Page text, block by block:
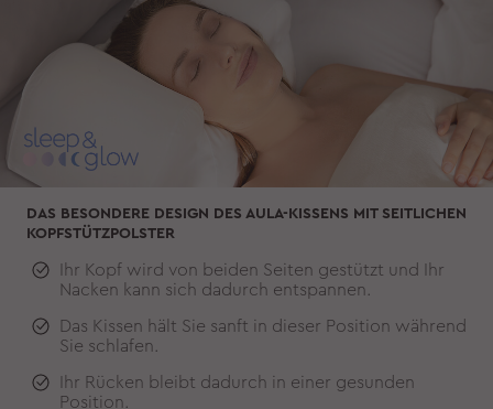
DAS BESONDERE DESIGN DES AULA-KISSENS MIT SEITLICHEN
KOPFSTÜTZPOLSTER
Ihr Kopf wird von beiden Seiten gestützt und Ihr
Nacken kann sich dadurch entspannen.
Das Kissen hält Sie sanft in dieser Position während
Sie schlafen.
Ihr Rücken bleibt dadurch in einer gesunden
Position.